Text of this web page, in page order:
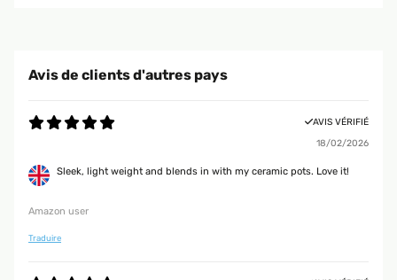
Avis de clients d'autres pays
AVIS VÉRIFIÉ
18/02/2026
Sleek, light weight and blends in with my ceramic pots. Love it!
Amazon user
Traduire